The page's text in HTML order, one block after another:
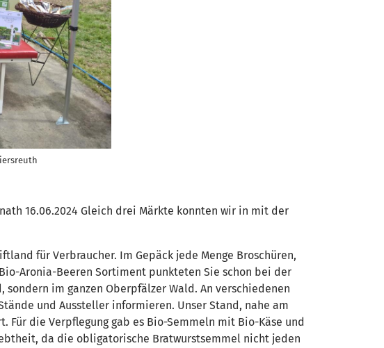
16.06.2024 Gleich drei Märkte konnten wir in mit der
für Verbraucher. Im Gepäck jede Menge Broschüren,
Aronia-Beeren Sortiment punkteten Sie schon bei der
im ganzen Oberpfälzer Wald. An verschiedenen
und Aussteller informieren. Unser Stand, nahe am
die Verpflegung gab es Bio-Semmeln mit Bio-Käse und
da die obligatorische Bratwurstsemmel nicht jeden